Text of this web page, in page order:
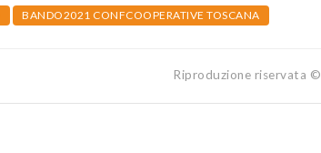
BANDO2021 CONFCOOPERATIVE TOSCANA
Riproduzione riservata ©